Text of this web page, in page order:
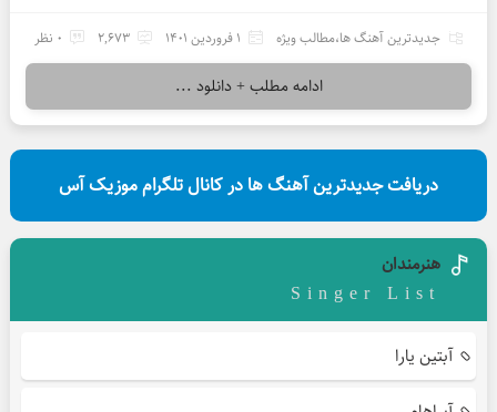
جدیدترین آهنگ ها،مطالب ویژه 1 فروردین 1401 2,673 0 نظر
ادامه مطلب + دانلود ...
دریافت جدیدترین آهنگ ها در کانال تلگرام موزیک آس
هنرمندان
Singer List
آبتین یارا